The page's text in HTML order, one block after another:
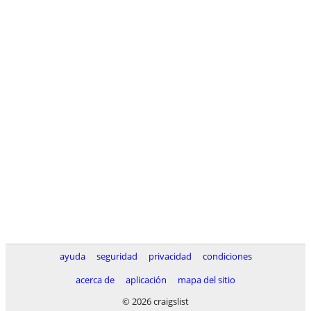
ayuda seguridad privacidad
condiciones
acerca de
aplicación
mapa del sitio
© 2026 craigslist